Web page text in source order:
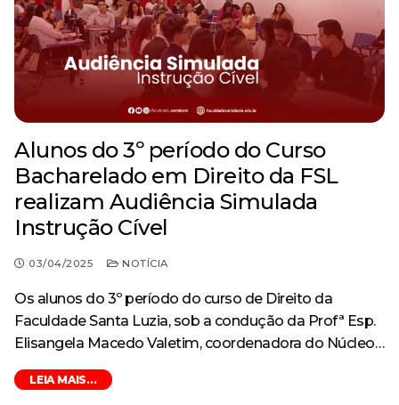
Alunos do 3º período do Curso
Bacharelado em Direito da FSL
realizam Audiência Simulada
Instrução Cível
03/04/2025 NOTÍCIA
Os alunos do 3º período do curso de Direito da
Faculdade Santa Luzia, sob a condução da Profª Esp.
Elisangela Macedo Valetim, coordenadora do Núcleo…
LEIA MAIS...